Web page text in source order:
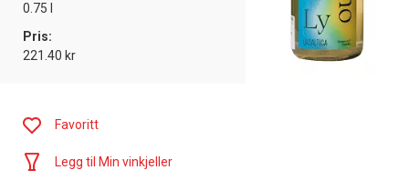
0.75 l
Pris:
221.40 kr
Favoritt
Legg til Min vinkjeller